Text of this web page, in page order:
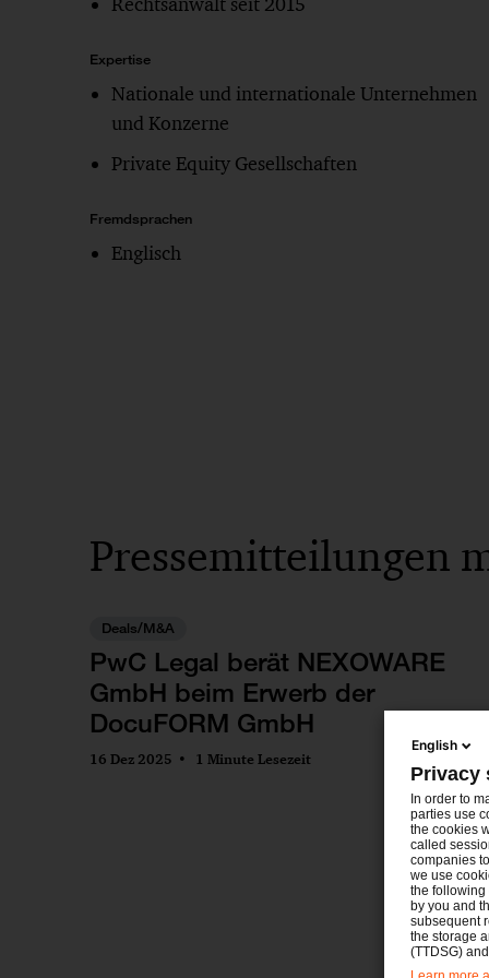
Expertise
Nationale und internationale Unternehmen
und Konzerne
Private Equity Gesellschaften
Fremdsprachen
Englisch
Pressemitteilungen
Deals/M&A
PwC Legal berät NEXOWARE
GmbH beim Erwerb der
DocuFORM GmbH
16 Dez 2025 1 Minute Lesezeit
English
Privacy
In order to
parties use
the cookies
called
companies
we use
the following
by you and
subsequent
the storage
(TTDSG)